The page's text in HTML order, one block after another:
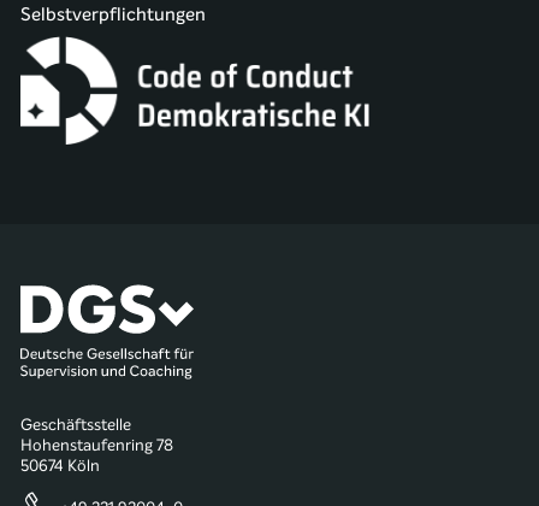
Selbstverpflichtungen
Geschäftsstelle
Hohenstaufenring 78
50674 Köln